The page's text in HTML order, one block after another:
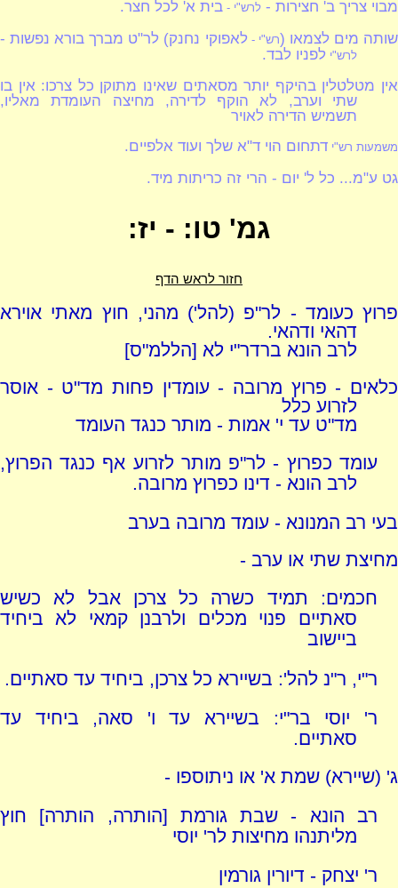
מבוי צריך ב' חצירות - לרש"י - בית א' לכל חצר.
שותה מים לצמאו (רש"י - לאפוקי נחנק) לר"ט מברך בורא נפשות -
לרש"י לפניו לבד.
אין מטלטלין בהיקף יותר מסאתים שאינו מתוקן כל צרכו: אין בו
שתי וערב, לא הוקף לדירה, מחיצה העומדת מאליו,
תשמיש הדירה לאויר
משמעות רש"י דתחום הוי ד"א שלך ועוד אלפיים.
גט ע"מ... כל ל' יום - הרי זה כריתות מיד.
גמ' טו: - יז:
חזור לראש הדף
פרוץ כעומד - לר"פ (להל') מהני, חוץ מאתי אוירא
דהאי ודהאי.
לרב הונא ברדר"י לא [הללמ"ס]
כלאים - פרוץ מרובה - עומדין פחות מד"ט - אוסר
לזרוע כלל
מד"ט עד י' אמות - מותר כנגד העומד
עומד כפרוץ - לר"פ מותר לזרוע אף כנגד הפרוץ,
לרב הונא - דינו כפרוץ מרובה.
בעי רב המנונא - עומד מרובה בערב
מחיצת שתי או ערב -
חכמים: תמיד כשרה כל צרכן אבל לא כשיש
סאתיים פנוי מכלים ולרבנן קמאי לא ביחיד
ביישוב
ר"י, ר"נ להל': בשיירא כל צרכן, ביחיד עד סאתיים.
ר' יוסי בר"י: בשיירא עד ו' סאה, ביחיד עד
סאתיים.
ג' (שיירא) שמת א' או ניתוספו -
רב הונא - שבת גורמת [הותרה, הותרה] חוץ
מליתנהו מחיצות לר' יוסי
ר' יצחק - דיורין גורמין